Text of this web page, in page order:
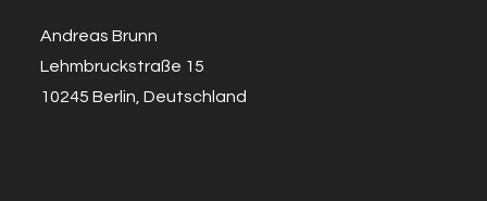
Andreas Brunn
Lehmbruckstraße 15
10245 Berlin, Deutschland